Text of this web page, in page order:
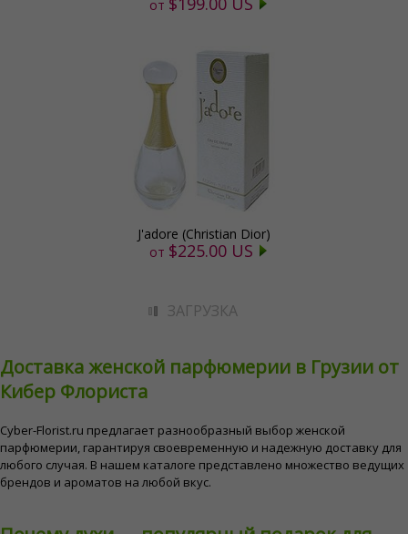
от
J'adore (Christian Dior)
от $225.00 US
ЗАГРУЗКА
Доставка женской парфюмерии в Грузии от
Кибер Флориста
Cyber-Florist.ru предлагает разнообразный выбор женской
парфюмерии, гарантируя своевременную и надежную доставку для
любого случая. В нашем каталоге представлено множество ведущих
брендов и ароматов на любой вкус.